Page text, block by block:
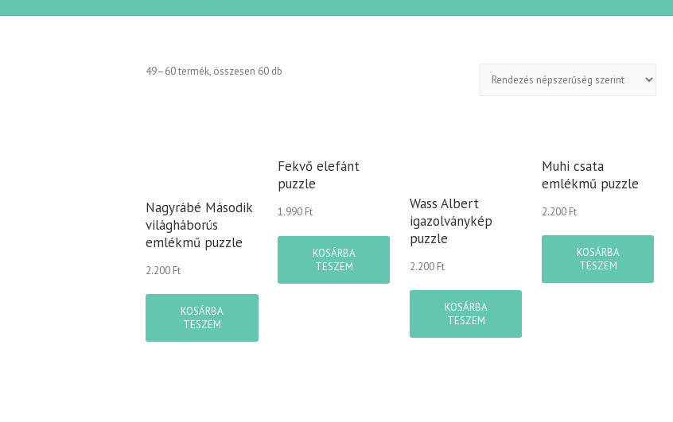
49–60 termék, összesen 60 db
Nagyrábé Második
világháborús
emlékmű puzzle
2.200 Ft
KOSÁRBA
TESZEM
Fekvő elefánt
puzzle
1.990 Ft
KOSÁRBA
TESZEM
Wass Albert
igazolványkép
puzzle
2.200 Ft
KOSÁRBA
TESZEM
Muhi csata
emlékmű puzzle
2.200 Ft
KOSÁRBA
TESZEM